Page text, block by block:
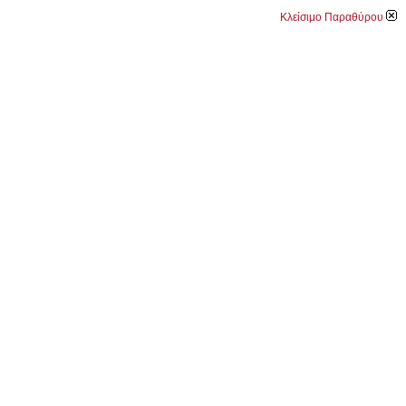
Κλείσιμο Παραθύρου